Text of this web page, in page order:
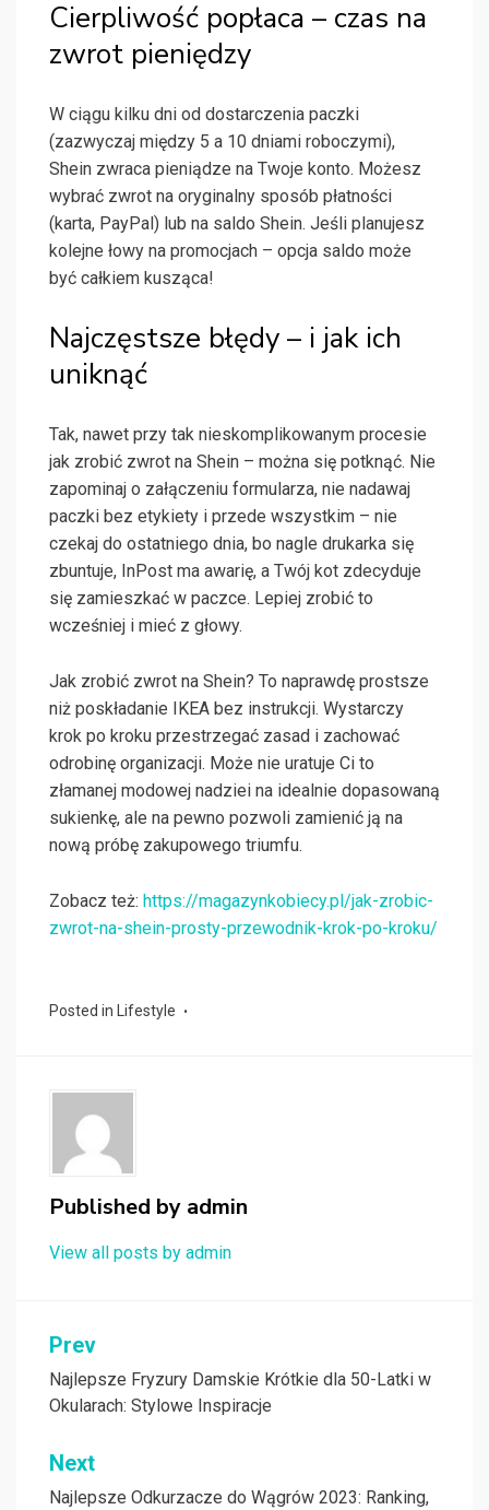
Cierpliwość popłaca – czas na
zwrot pieniędzy
W ciągu kilku dni od dostarczenia paczki
(zazwyczaj między 5 a 10 dniami roboczymi),
Shein zwraca pieniądze na Twoje konto. Możesz
wybrać zwrot na oryginalny sposób płatności
(karta, PayPal) lub na saldo Shein. Jeśli planujesz
kolejne łowy na promocjach – opcja saldo może
być całkiem kusząca!
Najczęstsze błędy – i jak ich
uniknąć
Tak, nawet przy tak nieskomplikowanym procesie
jak zrobić zwrot na Shein – można się potknąć. Nie
zapominaj o załączeniu formularza, nie nadawaj
paczki bez etykiety i przede wszystkim – nie
czekaj do ostatniego dnia, bo nagle drukarka się
zbuntuje, InPost ma awarię, a Twój kot zdecyduje
się zamieszkać w paczce. Lepiej zrobić to
wcześniej i mieć z głowy.
Jak zrobić zwrot na Shein? To naprawdę prostsze
niż poskładanie IKEA bez instrukcji. Wystarczy
krok po kroku przestrzegać zasad i zachować
odrobinę organizacji. Może nie uratuje Ci to
złamanej modowej nadziei na idealnie dopasowaną
sukienkę, ale na pewno pozwoli zamienić ją na
nową próbę zakupowego triumfu.
Zobacz też: https://magazynkobiecy.pl/jak-zrobic-
zwrot-na-shein-prosty-przewodnik-krok-po-kroku/
Posted in Lifestyle
Published by admin
View all posts by admin
Nawigacja
wpisu
Prev
Najlepsze Fryzury Damskie Krótkie dla 50-Latki w
Okularach: Stylowe Inspiracje
Next
Najlepsze Odkurzacze do Wągrów 2023: Ranking,